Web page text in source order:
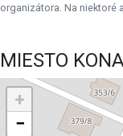
organizátora. Na niektoré
MIESTO
+
−